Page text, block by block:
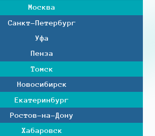
Москва
Санкт-Петербург
Уфа
Пенза
Томск
Новосибирск
Екатеринбург
Ростов-на-Дону
Хабаровск